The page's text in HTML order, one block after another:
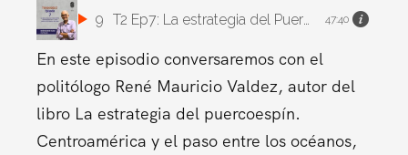
9 T2 Ep7: La estrategia del Puercoespín. Centroamérica y el paso entre los océanos, 1812-1969 47:40
En este episodio conversaremos con el
politólogo René Mauricio Valdez, autor del
libro La estrategia del puercoespín.
Centroamérica y el paso entre los océanos,